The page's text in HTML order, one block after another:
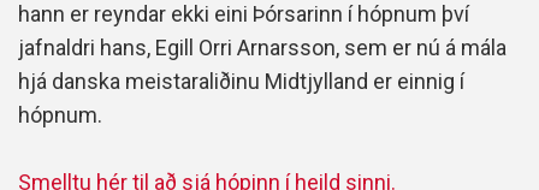
hann er reyndar ekki eini Þórsarinn í hópnum því
jafnaldri hans, Egill Orri Arnarsson, sem er nú á mála
hjá danska meistaraliðinu Midtjylland er einnig í
hópnum.
Smelltu hér til að sjá hópinn í heild sinni.